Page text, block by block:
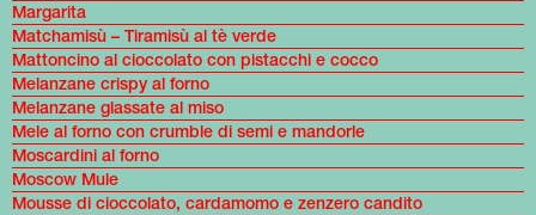
Margarita
Matchamisù – Tiramisù al tè verde
Mattoncino al cioccolato con pistacchi e cocco
Melanzane crispy al forno
Melanzane glassate al miso
Mele al forno con crumble di semi e mandorle
Moscardini al forno
Moscow Mule
Mousse di cioccolato, cardamomo e zenzero candito